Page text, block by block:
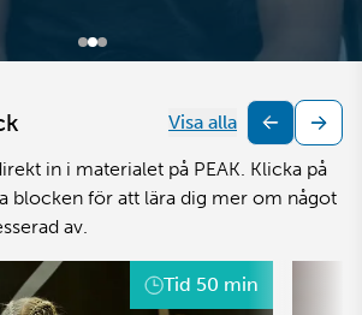
Visa alla
in i materialet på PEAK. Klicka på
blocken för att lära dig mer om något
av.
Tid 50 min